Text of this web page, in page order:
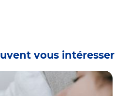
vous intéresser